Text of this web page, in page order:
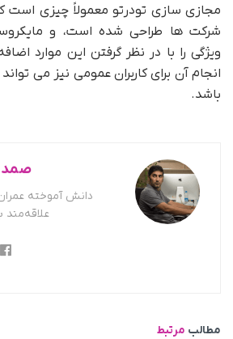
مجازی سازی تودرتو معمولاً چیزی است
شرکت ها طراحی شده است، و
ویژگی را با در نظر گرفتن این موارد
انجام آن برای کاربران عمومی نیز می
باشد.
صمد
دانش آموخته
علاقه‌مند
مطالب مرتبط